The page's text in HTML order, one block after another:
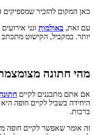
כאן המקום להזכיר שמספיקים
עם זאת, באולמות וגני
יותר. במקביל, הקישוט מתכתב
מהי חתונה
אם אתם מתכננים לקיים
ברכות.
זה אומר שאפשר לקיים חופה